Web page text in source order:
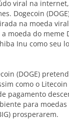
viral na internet,
Dogecoin
na moeda
moeda do meme
Inu como seu
(DOGE)
como o Litecoin
pagamento
para moedas
prosperarem.